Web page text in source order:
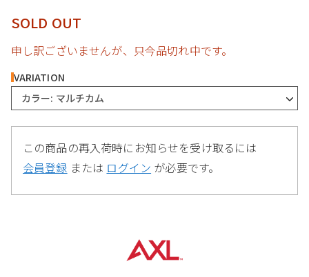
SOLD OUT
申し訳ございませんが、只今品切れ中です。
VARIATION
カラー: マルチカム
この商品の再入荷時にお知らせを受け取るには
会員登録 または ログイン が必要です。